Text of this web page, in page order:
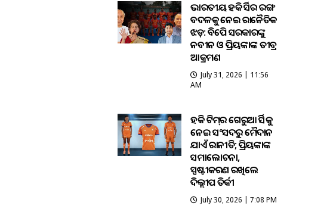
ଭାରତୀୟ ହକି ଜର୍ସିର ରଙ୍ଗ
ବଦଳକୁ ନେଇ ରାଜନୈତିକ
ଝଡ଼: ବିଜେପି ସରକାରଙ୍କୁ
ନବୀନ ଓ ପ୍ରିୟଙ୍କାଙ୍କ ତୀବ୍ର
ଆକ୍ରମଣ
July 31, 2026 | 11:56
AM
ହକି ଟିମ୍‌ର ଗେରୁଆ ଜର୍ସିକୁ
ନେଇ ସଂସଦରୁ ମୈଦାନ
ଯାଏଁ ରାଜନୀତି; ପ୍ରିୟଙ୍କାଙ୍କ
ସମାଲୋଚନା,
ସ୍ପଷ୍ଟୀକରଣ ରଖିଲେ
ଦିଲ୍ଲୀପ ତିର୍କୀ
July 30, 2026 | 7:08 PM